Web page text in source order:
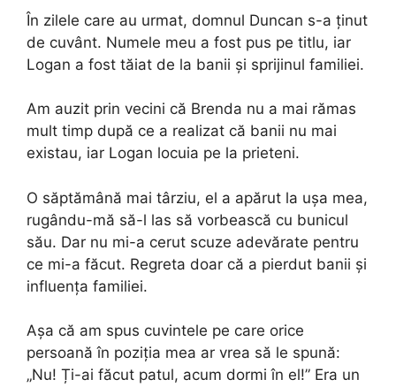
În zilele care au urmat, domnul Duncan s-a ținut
de cuvânt. Numele meu a fost pus pe titlu, iar
Logan a fost tăiat de la banii și sprijinul familiei.
Am auzit prin vecini că Brenda nu a mai rămas
mult timp după ce a realizat că banii nu mai
existau, iar Logan locuia pe la prieteni.
O săptămână mai târziu, el a apărut la ușa mea,
rugându-mă să-l las să vorbească cu bunicul
său. Dar nu mi-a cerut scuze adevărate pentru
ce mi-a făcut. Regreta doar că a pierdut banii și
influența familiei.
Așa că am spus cuvintele pe care orice
persoană în poziția mea ar vrea să le spună:
„Nu! Ți-ai făcut patul, acum dormi în el!” Era un